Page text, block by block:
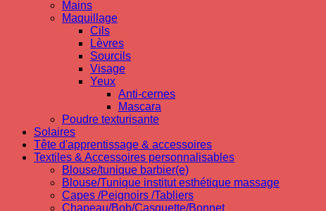
Mains
Maquillage
Cils
Lèvres
Sourcils
Visage
Yeux
Anti-cernes
Mascara
Poudre texturisante
Solaires
Tête d'apprentissage & accessoires
Textiles & Accessoires personnalisables
Blouse/tunique barbier(e)
Blouse/Tunique institut esthétique massage
Capes /Peignoirs /Tabliers
Chapeau/Bob/Casquette/Bonnet